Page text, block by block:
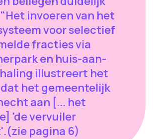
invoeren van het
voor selectief
fracties via
en huis-aan-
illustreert het
het gemeentelijk
aan [... het
'de vervuiler
pagina 6)